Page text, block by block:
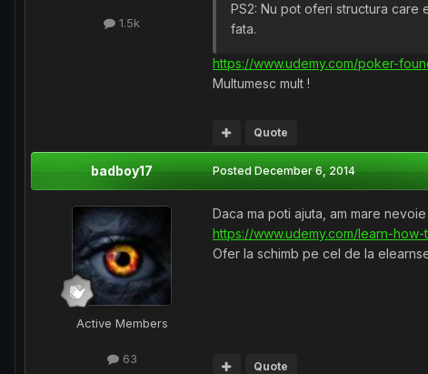
1.5k
PS2: Nu pot oferi structura
fata.
https://www.udemy.com/poker-
Multumesc mult !
Quote
badboy17
Active Members
63
PostedDecember 6, 2014
Daca ma poti ajuta, am mare
https://www.udemy.com/learn-
Ofer la schimb pe cel de la
Quote